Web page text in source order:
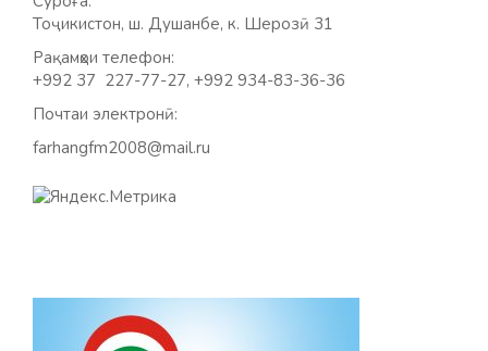
Тоҷикистон, ш. Душанбе, к. Шерозӣ 31
Рақамҳои телефон:
+992 37 227-77-27, +992 934-83-36-36
Почтаи электронӣ:
farhangfm2008@mail.ru